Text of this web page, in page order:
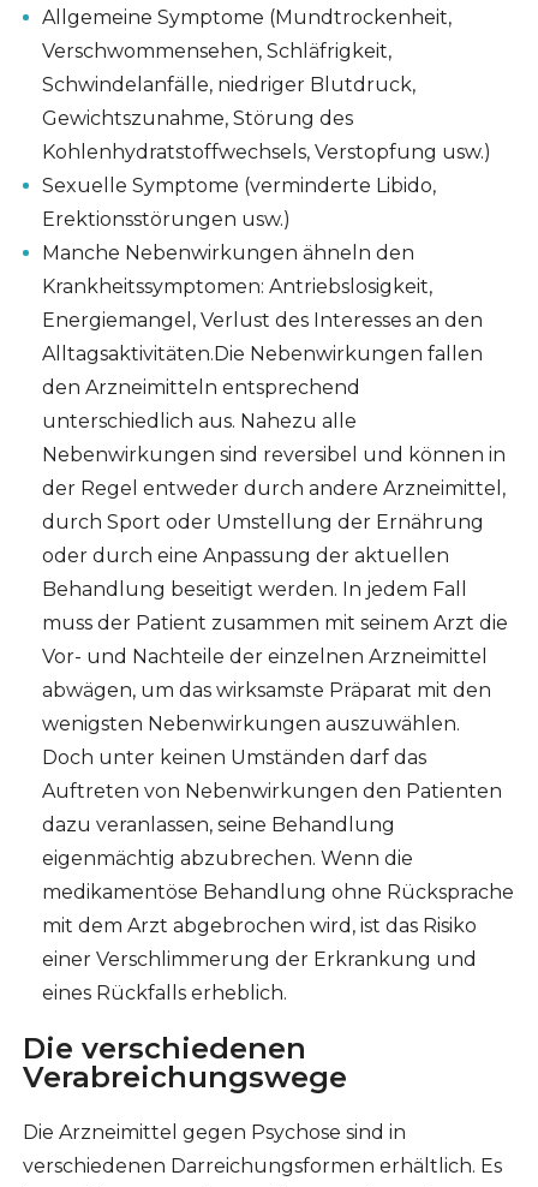
Allgemeine Symptome (Mundtrockenheit,
Verschwommensehen, Schläfrigkeit,
Schwindelanfälle, niedriger Blutdruck,
Gewichtszunahme, Störung des
Kohlenhydratstoffwechsels, Verstopfung usw.)
Sexuelle Symptome (verminderte Libido,
Erektionsstörungen usw.)
Manche Nebenwirkungen ähneln den
Krankheitssymptomen: Antriebslosigkeit,
Energiemangel, Verlust des Interesses an den
Alltagsaktivitäten.Die Nebenwirkungen fallen
den Arzneimitteln entsprechend
unterschiedlich aus. Nahezu alle
Nebenwirkungen sind reversibel und können in
der Regel entweder durch andere Arzneimittel,
durch Sport oder Umstellung der Ernährung
oder durch eine Anpassung der aktuellen
Behandlung beseitigt werden. In jedem Fall
muss der Patient zusammen mit seinem Arzt die
Vor- und Nachteile der einzelnen Arzneimittel
abwägen, um das wirksamste Präparat mit den
wenigsten Nebenwirkungen auszuwählen.
Doch unter keinen Umständen darf das
Auftreten von Nebenwirkungen den Patienten
dazu veranlassen, seine Behandlung
eigenmächtig abzubrechen. Wenn die
medikamentöse Behandlung ohne Rücksprache
mit dem Arzt abgebrochen wird, ist das Risiko
einer Verschlimmerung der Erkrankung und
eines Rückfalls erheblich.
Die verschiedenen
Verabreichungswege
Die Arzneimittel gegen Psychose sind in
verschiedenen Darreichungsformen erhältlich. Es